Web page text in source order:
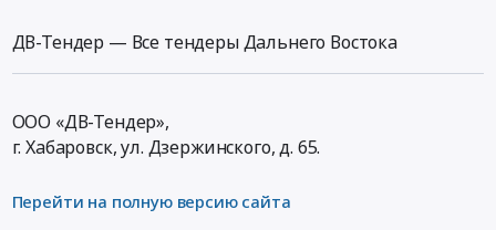
ДВ-Тендер — Все тендеры Дальнего Востока
ООО «ДВ-Тендер»,
г. Хабаровск,ул. Дзержинского, д. 65.
Перейти на полную версию сайта